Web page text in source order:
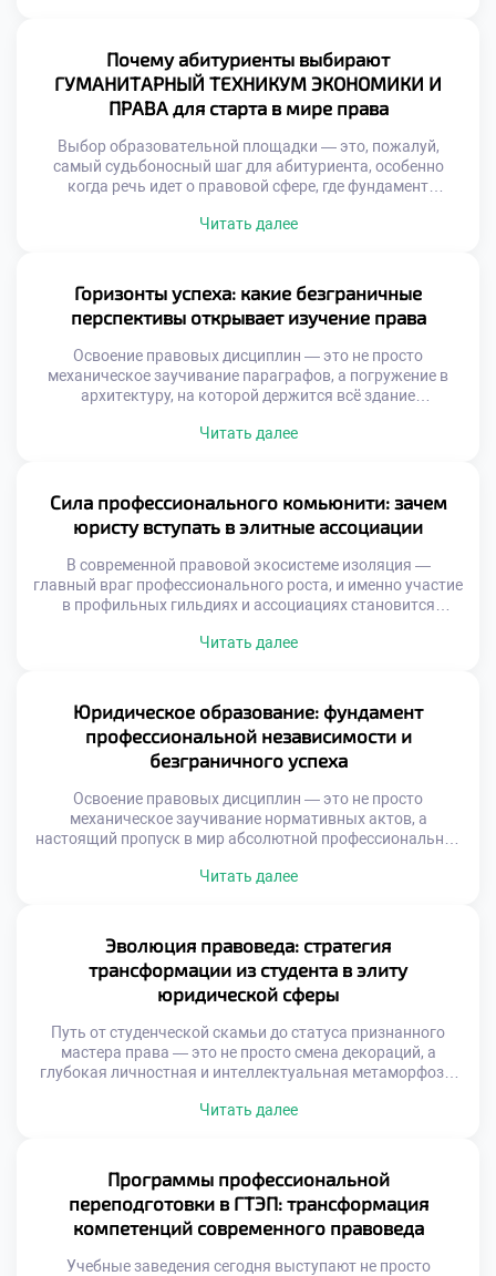
техникуме становится тем самым надежным трамплином,
который позволяет студентам с первых дней […]
Почему абитуриенты выбирают
ГУМАНИТАРНЫЙ ТЕХНИКУМ ЭКОНОМИКИ И
ПРАВА для старта в мире права
Выбор образовательной площадки — это, пожалуй,
самый судьбоносный шаг для абитуриента, особенно
когда речь идет о правовой сфере, где фундамент
полученных знаний напрямую зависят профессиональная
продуманное обучение в московском техникуме
становится тем самым стратегическим активом, который
выбирают амбициозные […]
Читать далее
Горизонты успеха: какие безграничные
перспективы открывает изучение права
Освоение правовых дисциплин — это не просто
механическое заучивание параграфов, а погружение в
архитектуру, на которой держится всё здание
правовые нормы регулируют каждый шаг бизнеса и
поэтому качественное обучение в московском техникуме
становится тем самым стратегическим […]
Читать далее
Сила профессионального комьюнити: зачем
юристу вступать в элитные ассоциации
В современной правовой экосистеме изоляция —
главный враг профессионального роста, и именно участие
в профильных гильдиях и ассоциациях становится
сообщества. Интеграция в такие структуры открывает
которых невозможно представить карьеру топового
специалиста. Именно поэтому продуманное обучение в
московском […]
Читать далее
Юридическое образование: фундамент
профессиональной независимости и
безграничного успеха
Освоение правовых дисциплин — это не просто
механическое заучивание нормативных актов, а
настоящий пропуск в мир абсолютной профессиональной
увлекательный маршрут не заканчивается вручением
становится плацдармом для триумфа и самореализации.
Именно поэтому качественное обучение в московском
техникуме становится […]
Читать далее
Эволюция правоведа: стратегия
трансформации из студента в элиту
юридической сферы
Путь от студенческой скамьи до статуса признанного
мастера права — это не просто смена декораций, а
глубокая личностная и интеллектуальная метаморфоза.
давлением: от необходимости вызубрить массивы
московском техникуме становится тем самым надежным
трамплином, который позволяет будущим экспертам не
[…]
Читать далее
Программы профессиональной
переподготовки в ГТЭП: трансформация
компетенций современного правоведа
Учебные заведения сегодня выступают не просто